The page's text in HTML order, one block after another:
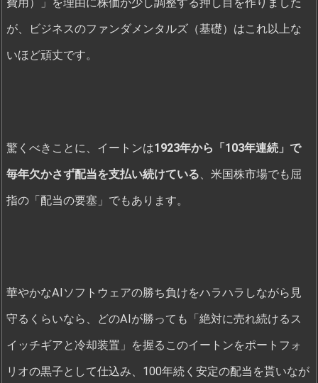
が、ビジネスのファンダメンタルズ（基礎）はこれ以上な
いほど頑丈です。
驚くべきことに、イートンは1923年から「103年連続」で
毎年欠かさず配当を支払い続けている 、米国株市場でも屈
指の「配当の要塞」でもあります。
華やかなAIソフトウェアの勝ち負けをハラハラしながら見
守るくらいなら、どのAIが勝っても「絶対に売れ続けるス
イッチギアと冷却装置」を握るこのイートンをポートフォ
リオの黒子として仕込み、100年続く安定の配当を貰いなが